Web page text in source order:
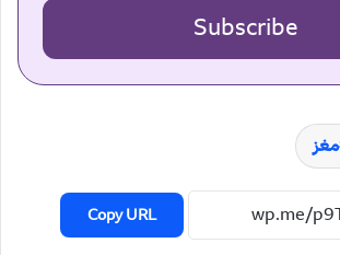
Subscribe
مغز
Copy URL